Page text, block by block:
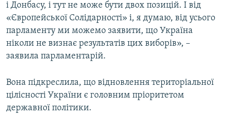
і Донбасу, і тут не може бути двох позицій. І від
«Європейської Солідарності» і, я думаю, від усього
парламенту ми можемо заявити, що Україна
ніколи не визнає результатів цих виборів», –
заявила парламентарій.
Вона підкреслила, що відновлення територіальної
цілісності України є головним пріоритетом
державної політики.